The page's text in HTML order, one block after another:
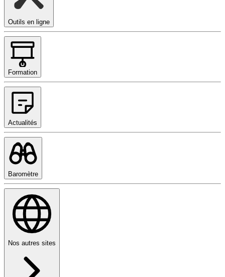
Outils en ligne
Formation
Actualités
Baromètre
Nos autres sites